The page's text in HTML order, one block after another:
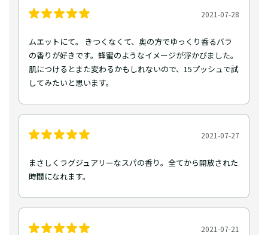
2021-07-28
ムエットにて。 きつくなくて、奥の方でゆっくり香るバラ
の香りが好きです。蜂蜜のようなイメージが浮かびました。
肌につけるとまた変わるかもしれないので、15プッシュで試
してみたいと思います。
2021-07-27
まさしくラグジュアリーなスパの香り。全てから開放された
時間になれます。
2021-07-21